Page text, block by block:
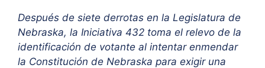
Después de siete derrotas en la Legislatura de
Nebraska, la Iniciativa 432 toma el relevo de la
identificación de votante al intentar enmendar
la Constitución de Nebraska para exigir una